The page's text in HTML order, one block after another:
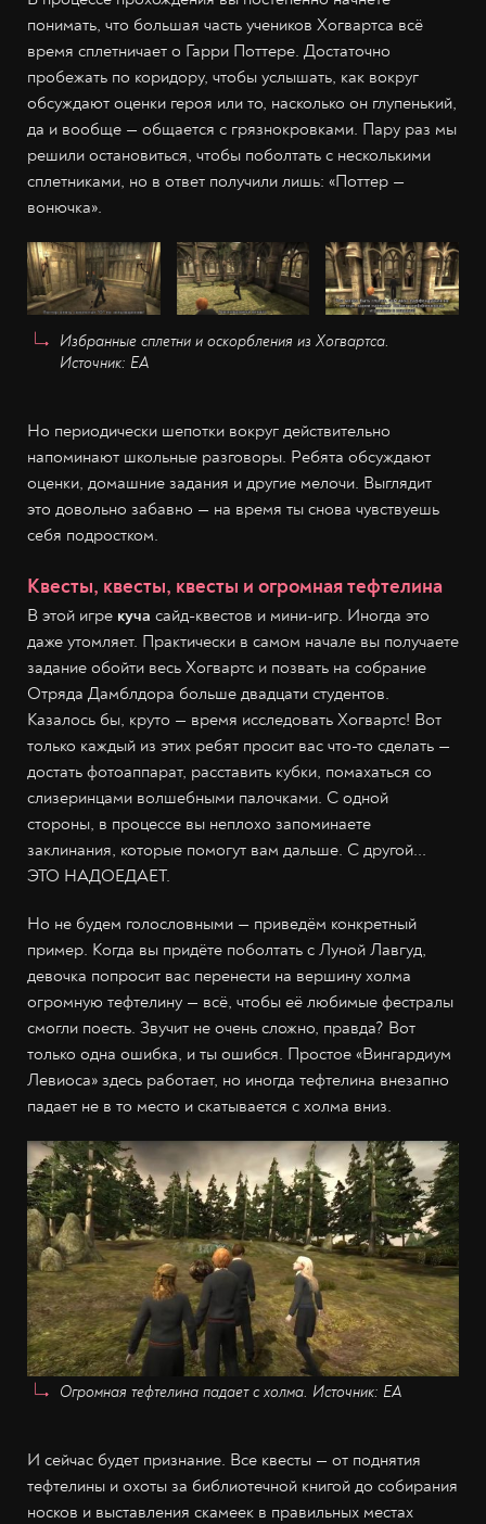
понимать, что большая часть учеников Хогвартса всё
время сплетничает о Гарри Поттере. Достаточно
пробежать по коридору, чтобы услышать, как вокруг
обсуждают оценки героя или то, насколько он глупенький,
да и вообще — общается с грязнокровками. Пару раз мы
решили остановиться, чтобы поболтать с несколькими
сплетниками, но в ответ получили лишь: «Поттер —
вонючка».
Избранные сплетни и оскорбления из Хогвартса.
Источник: EA
Но периодически шепотки вокруг действительно
напоминают школьные разговоры. Ребята обсуждают
оценки, домашние задания и другие мелочи. Выглядит
это довольно забавно — на время ты снова чувствуешь
себя подростком.
Квесты, квесты, квесты и огромная тефтелина
В этой игре куча сайд-квестов и мини-игр. Иногда это
даже утомляет. Практически в самом начале вы получаете
задание обойти весь Хогвартс и позвать на собрание
Отряда Дамблдора больше двадцати студентов.
Казалось бы, круто — время исследовать Хогвартс! Вот
только каждый из этих ребят просит вас что-то сделать —
достать фотоаппарат, расставить кубки, помахаться со
слизеринцами волшебными палочками. С одной
стороны, в процессе вы неплохо запоминаете
заклинания, которые помогут вам дальше. С другой...
ЭТО НАДОЕДАЕТ.
Но не будем голословными — приведём конкретный
пример. Когда вы придёте поболтать с Луной Лавгуд,
девочка попросит вас перенести на вершину холма
огромную тефтелину — всё, чтобы её любимые фестралы
смогли поесть. Звучит не очень сложно, правда? Вот
только одна ошибка, и ты ошибся. Простое «Вингардиум
Левиоса» здесь работает, но иногда тефтелина внезапно
падает не в то место и скатывается с холма вниз.
Огромная тефтелина падает с холма. Источник: EA
И сейчас будет признание. Все квесты — от поднятия
тефтелины и охоты за библиотечной книгой до собирания
носков и выставления скамеек в правильных местах